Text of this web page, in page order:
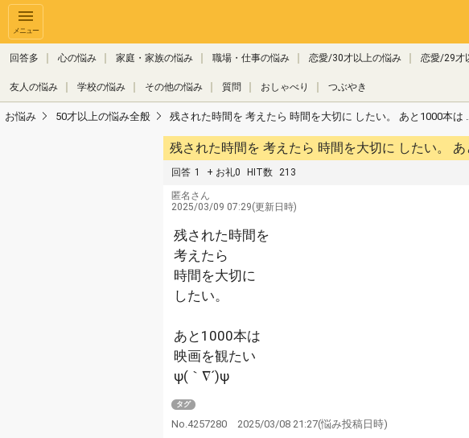
メニュー
回答多 心の悩み 家庭・家族の悩み 職場・仕事の悩み 恋愛/30才以上の悩み 恋愛/29才
友人の悩み 学校の悩み その他の悩み 質問 おしゃべり つぶやき
お悩み 50才以上の悩み全般 残された時間を 考えたら 時間を大切に したい。 あと1000本は
残された
回答 1 + お礼0 HIT数 213
匿名さん
2025/03/09 07:29(更新日時)
残された時間を
考えたら
時間を大切に
したい。
あと1000本は
映画を観たい
ψ(｀∇´)ψ
タグ
No.4257280 2025/03/08 21:27(悩み投稿日時)